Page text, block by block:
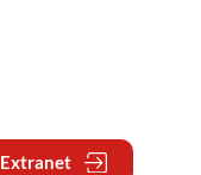
Extranet